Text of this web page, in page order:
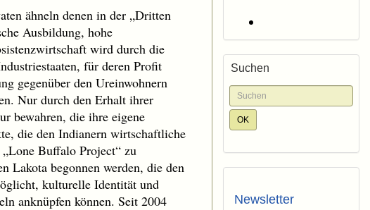
ähneln denen in der „Dritten
Ausbildung, hohe
wird durch die
für deren Profit
gegenüber den Ureinwohnern
Nur durch den Erhalt ihrer
bewahren, die ihre eigene
die den Indianern wirtschaftliche
Buffalo Project“ zu
Lakota begonnen werden, die den
kulturelle Identität und
anknüpfen können. Seit 2004
Suchen
Newsletter